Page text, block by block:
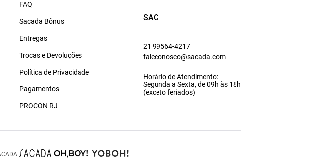
FAQ
Sacada Bônus
Entregas
Trocas e Devoluções
Política de Privacidade
Pagamentos
PROCON RJ
SAC
21 99564-4217
faleconosco@sacada.com
Horário de Atendimento:
Segunda a Sexta, de 09h às 18h
(exceto feriados)